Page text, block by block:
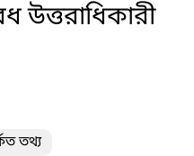
উত্তরাধিকারী
তথ্য